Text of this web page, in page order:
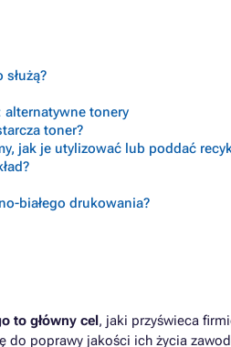
alternatywne tonery
toner?
jak je utylizować lub poddać
białego drukowania?
to główny cel, jaki przyświeca
do poprawy jakości ich życia